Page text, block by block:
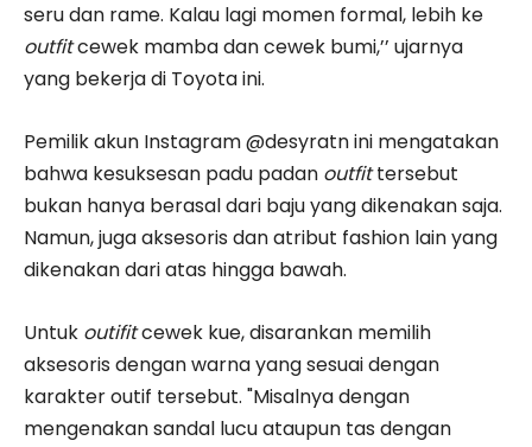
seru dan rame. Kalau lagi momen formal, lebih ke
outfitcewek mamba dan cewek bumi,’’ ujarnya
yang bekerja di Toyota ini.
Pemilik akun Instagram @desyratn ini mengatakan
bahwa kesuksesan padu padan outfittersebut
bukan hanya berasal dari baju yang dikenakan saja.
Namun, juga aksesoris dan atribut fashion lain yang
dikenakan dari atas hingga bawah.
Untuk outifitcewek kue, disarankan memilih
aksesoris dengan warna yang sesuai dengan
karakter outif tersebut. "Misalnya dengan
mengenakan sandal lucu ataupun tas dengan